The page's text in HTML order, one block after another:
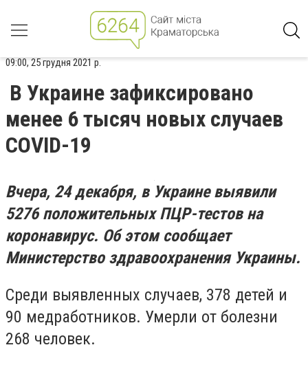
09:00, 25 грудня 2021 р.
В Украине зафиксировано
менее 6 тысяч новых случаев
COVID-19
Вчера, 24 декабря, в Украине выявили
5276 положительных ПЦР-тестов на
коронавирус. Об этом сообщает
Министерство здравоохранения Украины.
Среди выявленных случаев, 378 детей и
90 медработников. Умерли от болезни
268 человек.